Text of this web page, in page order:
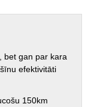
bet gan par kara
efektivitāti
150km